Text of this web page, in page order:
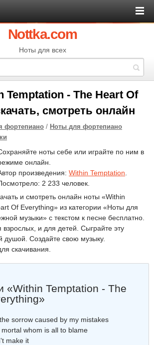
Nottka.com
Ноты для всех
- The Heart Of
смотреть онлайн
фортепиано / Ноты для фортепиано
ноты себе или играйте по ним в
онлайн.
произведения: Within Temptation
2 233 человек.
и смотреть онлайн ноты «Within
Of Everything» из категории «Ноты для
музыки» с текстом к песне бесплатно.
и для детей. Сыграйте эту
Создайте свою музыку.
скачивания.
«Within Temptation - The
sorrow caused by my mistakes
whom is all to blame
make it